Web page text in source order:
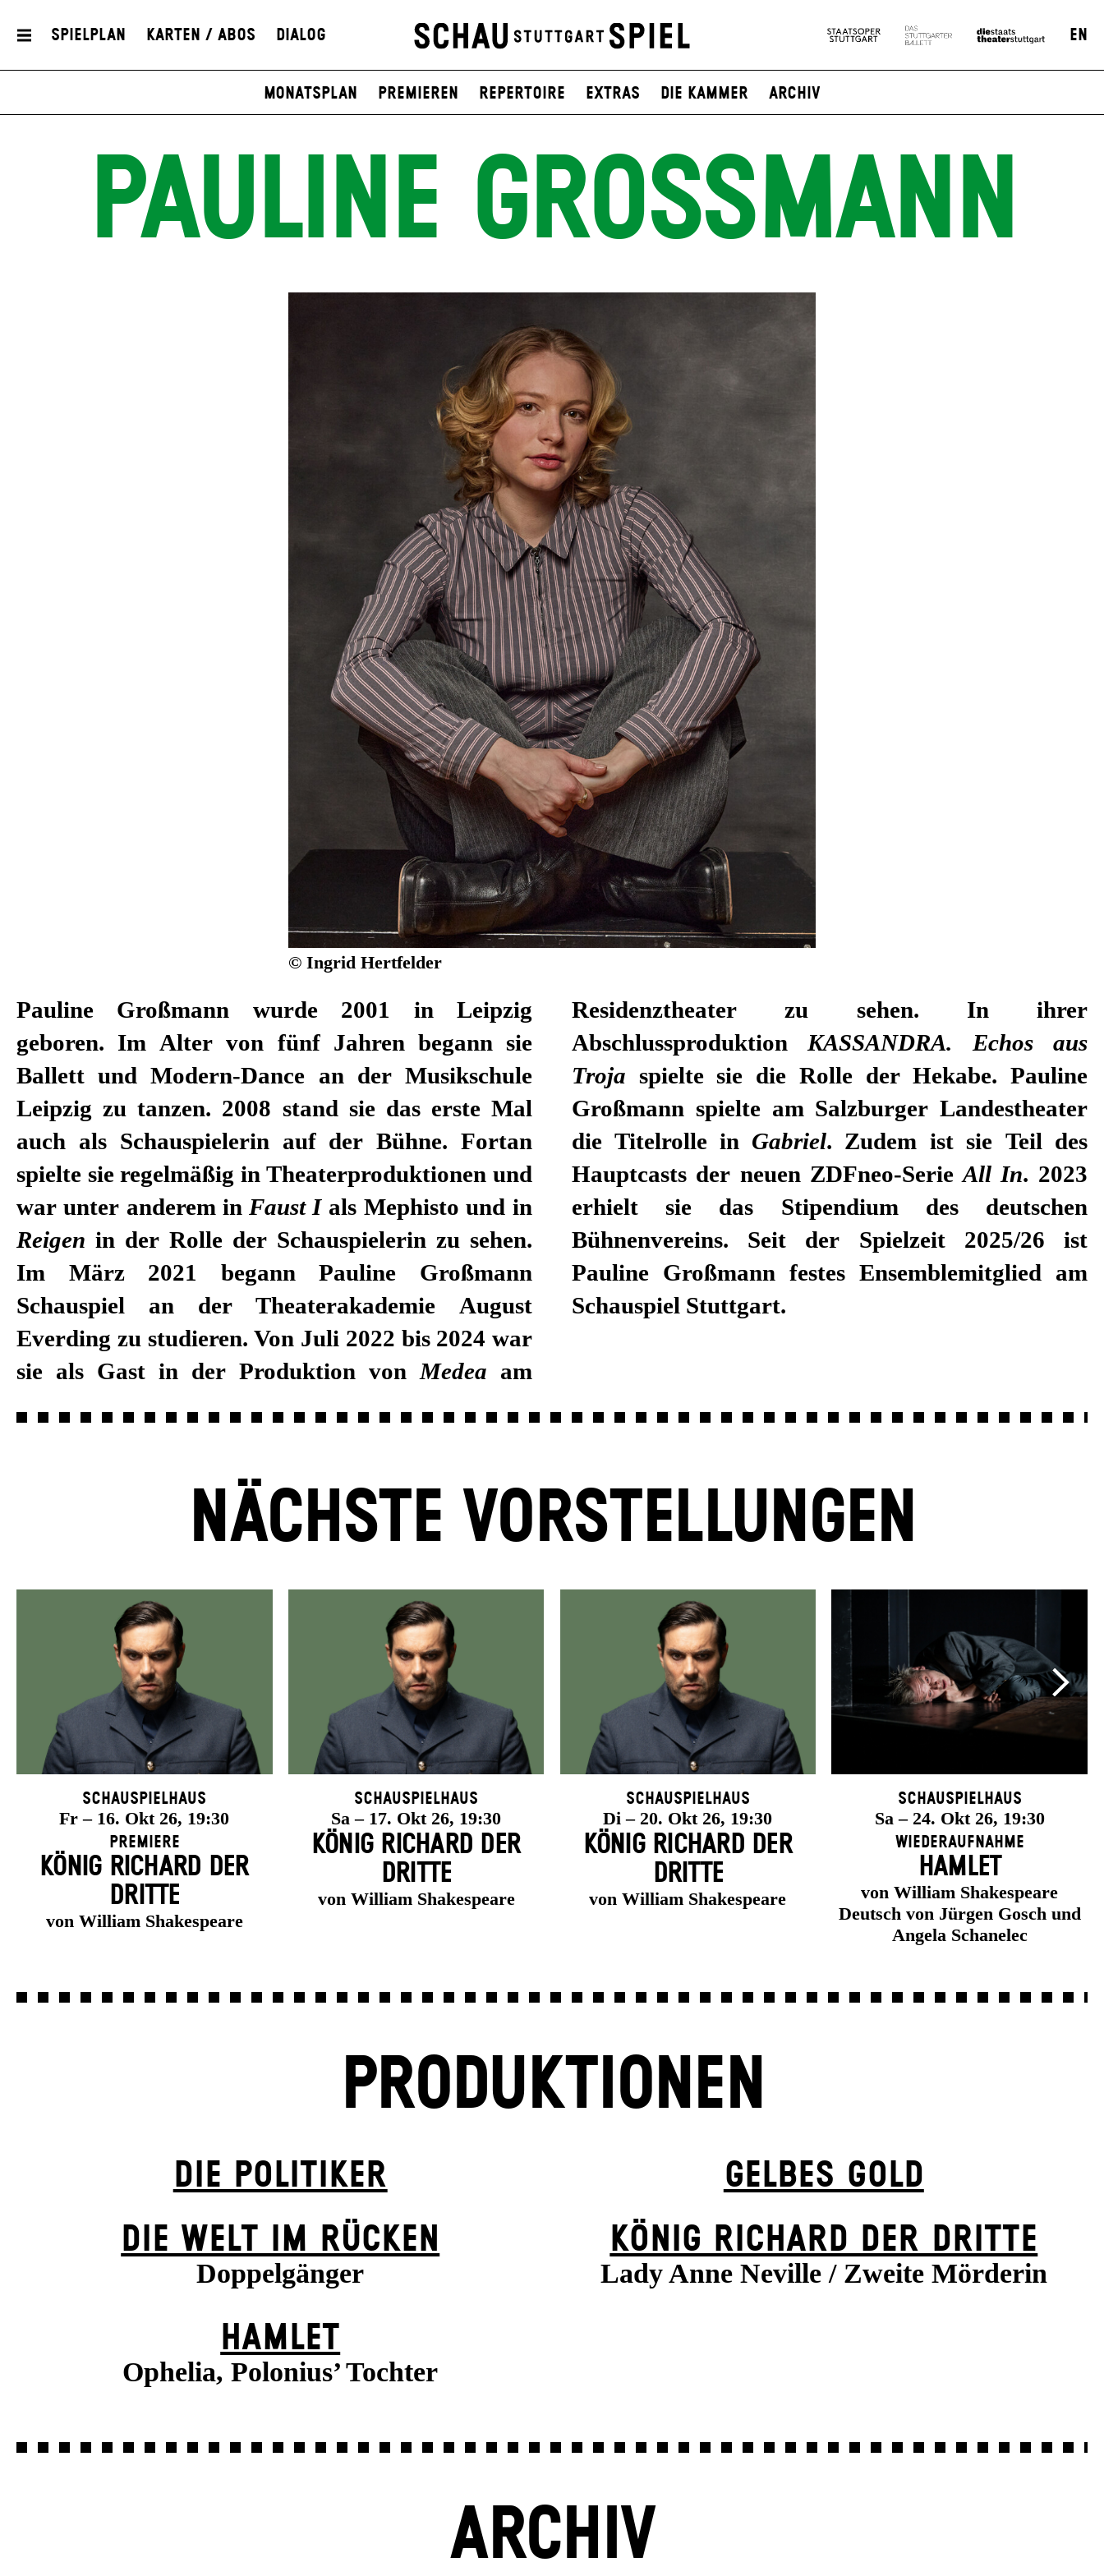
Spielplan Karten / Abos Dialog EN
Monatsplan Premieren Repertoire Extras Die Kammer Archiv
PAULINE GROSSMANN
© Ingrid Hertfelder
Pauline Großmann wurde 2001 in Leipzig
geboren. Im Alter von fünf Jahren begann sie
Ballett und Modern-Dance an der Musikschule
Leipzig zu tanzen. 2008 stand sie das erste Mal
auch als Schauspielerin auf der Bühne. Fortan
spielte sie regelmäßig in Theaterproduktionen und
war unter anderem in Faust Ials Mephisto und in
Reigen in der Rolle der Schauspielerin zu sehen.
Im März 2021 begann Pauline Großmann
Schauspiel an der Theaterakademie August
Everding zu studieren. Von Juli 2022 bis 2024 war
sie als Gast in der Produktion von Medea am
Residenztheater zu sehen. In ihrer
Abschlussproduktion KASSANDRA. Echos aus
Troja spielte sie die Rolle der Hekabe. Pauline
Großmann spielte am Salzburger Landestheater
die Titelrolle in Gabriel. Zudem ist sie Teil des
Hauptcasts der neuen ZDFneo-SerieAll In. 2023
erhielt sie das Stipendium des deutschen
Bühnenvereins. Seit der Spielzeit 2025/26 ist
Pauline Großmann festes Ensemblemitglied am
Schauspiel Stuttgart.
NÄCHSTE VORSTELLUNGEN
Schauspielhaus
Fr – 16. Okt 26, 19:30
Premiere
KÖNIG RICHARD DER
DRITTE
von William Shakespeare
Schauspielhaus
Sa – 17. Okt 26, 19:30
KÖNIG RICHARD DER
DRITTE
von William Shakespeare
Schauspielhaus
Di – 20. Okt 26, 19:30
KÖNIG RICHARD DER
DRITTE
von William Shakespeare
Schauspielhaus
Sa – 24. Okt 26, 19:30
Wiederaufnahme
HAMLET
von William Shakespeare
Deutsch von Jürgen Gosch und
Angela Schanelec
PRODUKTIONEN
DIE POLITIKER
DIE WELT IM RÜCKEN
Doppelgänger
HAMLET
Ophelia, Polonius’ Tochter
GELBES GOLD
KÖNIG RICHARD DER DRITTE
Lady Anne Neville / Zweite Mörderin
ARCHIV